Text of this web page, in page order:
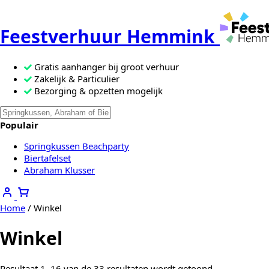
Feestverhuur Hemmink
Gratis aanhanger bij groot verhuur
Zakelijk & Particulier
Bezorging & opzetten mogelijk
Zoeken
naar:
Populair
Springkussen Beachparty
Biertafelset
Abraham Klusser
Home / Winkel
Winkel